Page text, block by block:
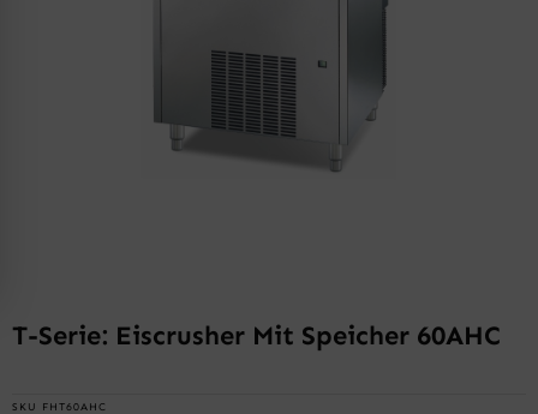
T-Serie: Eiscrusher Mit Speicher 60AHC
SKU FHT60AHC